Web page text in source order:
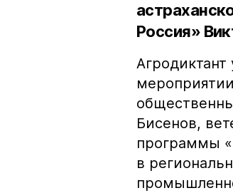
Россия»
Бисенов,
программы
в